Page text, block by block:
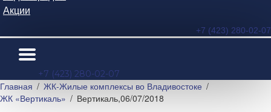
Акции
+7 (423) 280-02-07
+7 (423) 280-02-07
Главная
ЖК-Жилые комплексы во Владивостоке
ЖК «Вертикаль»
Вертикаль,06/07/2018